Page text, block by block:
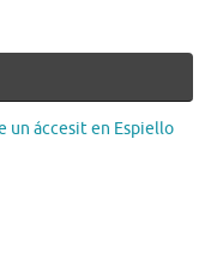
un áccesit en Espiello